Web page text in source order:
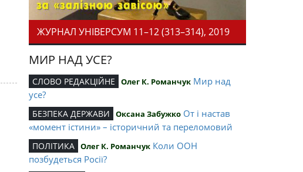
ЖУРНАЛ УНІВЕРСУМ 11–12 (313–314), 2019
МИР НАД УСЕ?
СЛОВО РЕДАКЦІЙНЕ Олег К. Романчук Мир над
усе?
БЕЗПЕКА ДЕРЖАВИ Оксана Забужко От і настав
«момент істини» – історичний та переломовий
ПОЛІТИКА Олег К. Романчук Коли ООН
позбудеться Росії?